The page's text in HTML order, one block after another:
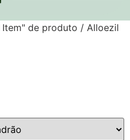
de produto / Alloezil